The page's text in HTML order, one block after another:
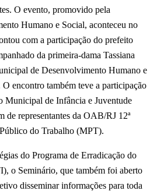
O evento, promovido pela
Humano e Social, aconteceu no
com a participação do prefeito
da primeira-dama Tassiana
de Desenvolvimento Humano e
encontro também teve a participação
Municipal de Infância e Juventude
de representantes da OAB/RJ 12ª
do Trabalho (MPT).
do Programa de Erradicação do
o Seminário, que também foi aberto
disseminar informações para toda